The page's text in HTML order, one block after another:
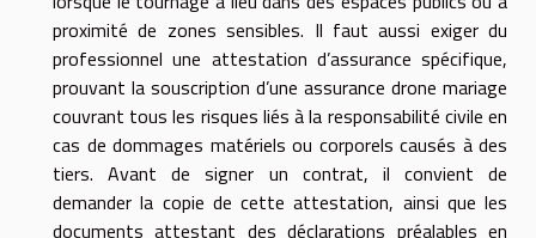
proximité de zones sensibles. Il faut aussi exiger du
professionnel une attestation d’assurance spécifique,
prouvant la souscription d’une assurance drone mariage
couvrant tous les risques liés à la responsabilité civile en
cas de dommages matériels ou corporels causés à des
tiers. Avant de signer un contrat, il convient de
demander la copie de cette attestation, ainsi que les
documents attestant des déclarations préalables en